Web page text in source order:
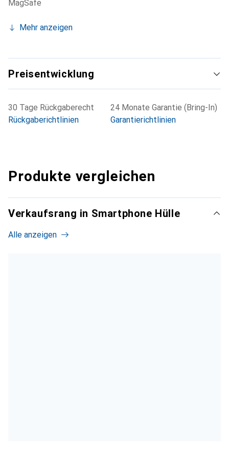
MagSafe
Mehr anzeigen
Preisentwicklung
30 Tage Rückgaberecht
Rückgaberichtlinien
24 Monate Garantie (Bring-In)
Garantierichtlinien
Produkte vergleichen
Verkaufsrang in Smartphone Hülle
Alle anzeigen